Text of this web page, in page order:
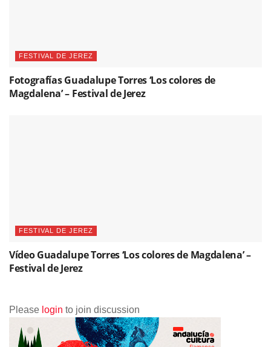
FESTIVAL DE JEREZ
Fotografías Guadalupe Torres ‘Los colores de
Magdalena’ – Festival de Jerez
FESTIVAL DE JEREZ
Vídeo Guadalupe Torres ‘Los colores de Magdalena’ –
Festival de Jerez
Please login to join discussion